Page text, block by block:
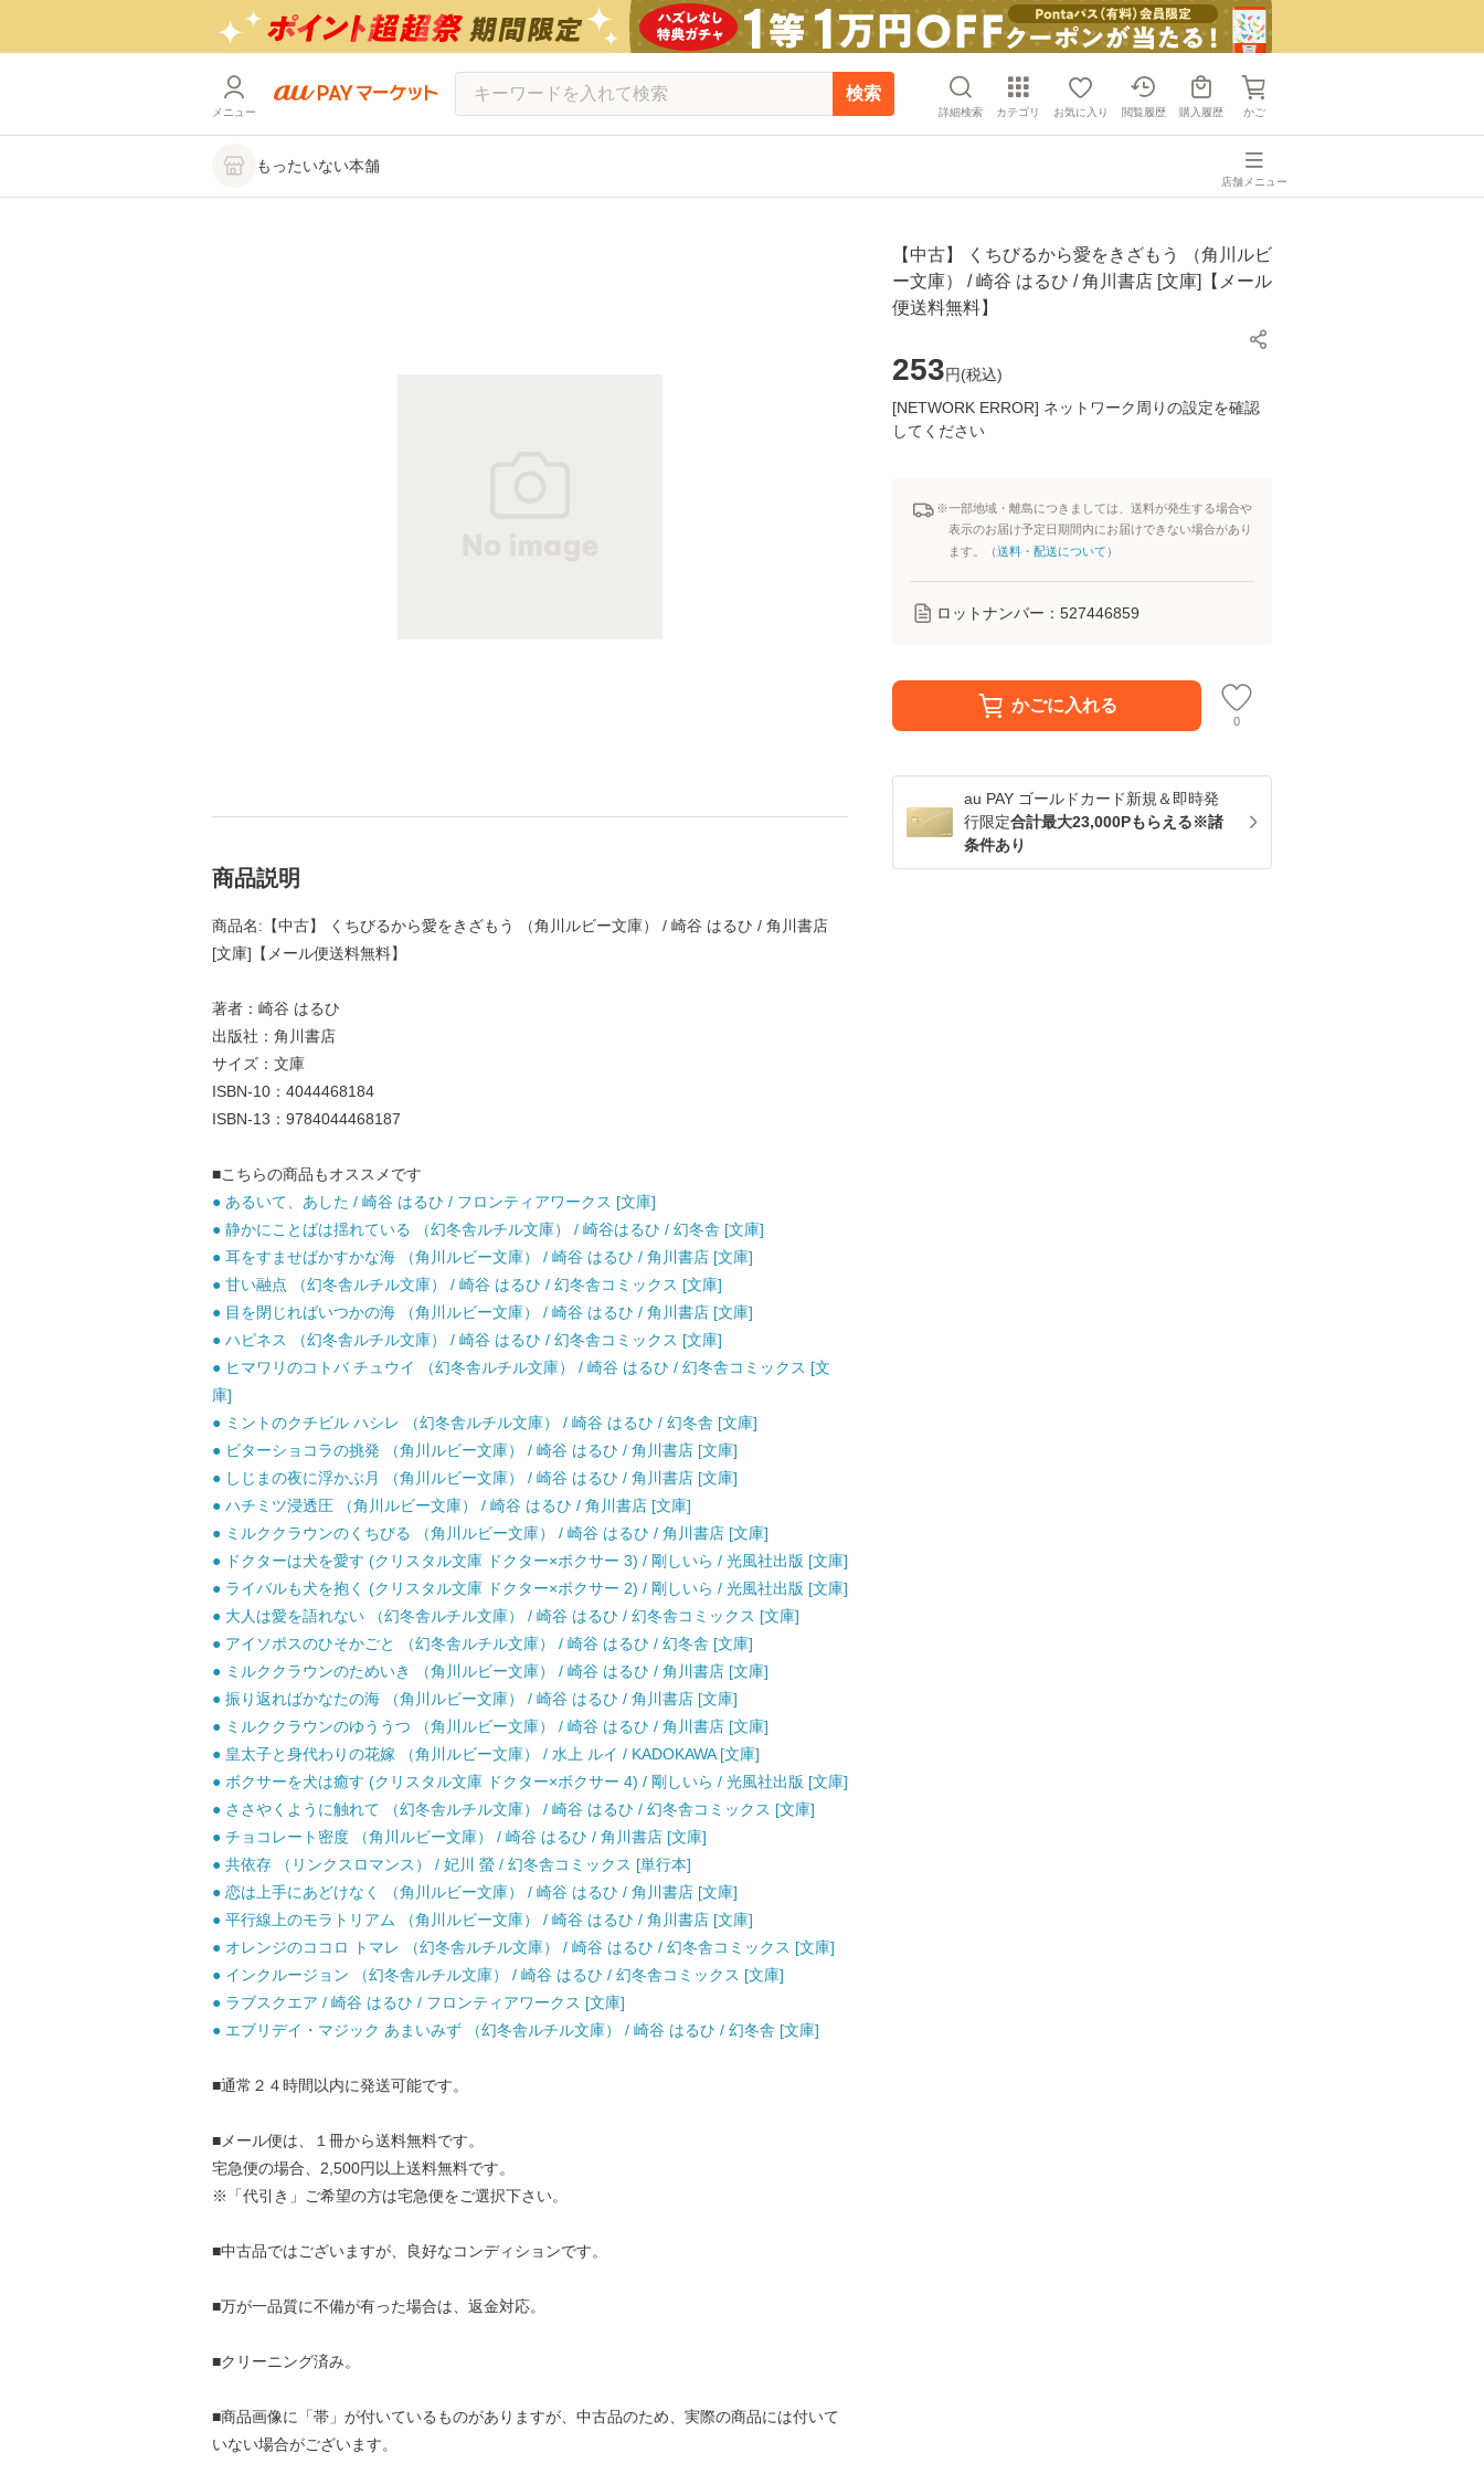
メニュー
検索
詳細検索 カテゴリ お気に入り 閲覧履歴 購入履歴 かご
もったいない本舗
店舗メニュー
【中古】 くちびるから愛をきざもう （角川ルビ
ー文庫） / 崎谷 はるひ / 角川書店 [文庫]【メール
便送料無料】
253円(税込)
[NETWORK ERROR] ネットワーク周りの設定を確認
してください
※一部地域・離島につきましては、送料が発生する場合や
表示のお届け予定日期間内にお届けできない場合があり
ます。（送料・配送について ）
ロットナンバー： 527446859
かごに入れる
0
au PAY ゴールドカード新規＆即時発
行限定合計最大23,000Pもらえる※諸
条件あり
商品説明
商品名:【中古】 くちびるから愛をきざもう （角川ルビー文庫） / 崎谷 はるひ / 角川書店
[文庫]【メール便送料無料】
著者：崎谷 はるひ
出版社：角川書店
サイズ：文庫
ISBN-10：4044468184
ISBN-13：9784044468187
■こちらの商品もオススメです
● あるいて、あした / 崎谷 はるひ / フロンティアワークス [文庫]
● 静かにことばは揺れている （幻冬舎ルチル文庫） / 崎谷はるひ / 幻冬舎 [文庫]
● 耳をすませばかすかな海 （角川ルビー文庫） / 崎谷 はるひ / 角川書店 [文庫]
● 甘い融点 （幻冬舎ルチル文庫） / 崎谷 はるひ / 幻冬舎コミックス [文庫]
● 目を閉じればいつかの海 （角川ルビー文庫） / 崎谷 はるひ / 角川書店 [文庫]
● ハピネス （幻冬舎ルチル文庫） / 崎谷 はるひ / 幻冬舎コミックス [文庫]
● ヒマワリのコトバ チュウイ （幻冬舎ルチル文庫） / 崎谷 はるひ / 幻冬舎コミックス [文
庫]
● ミントのクチビル ハシレ （幻冬舎ルチル文庫） / 崎谷 はるひ / 幻冬舎 [文庫]
● ビターショコラの挑発 （角川ルビー文庫） / 崎谷 はるひ / 角川書店 [文庫]
● しじまの夜に浮かぶ月 （角川ルビー文庫） / 崎谷 はるひ / 角川書店 [文庫]
● ハチミツ浸透圧 （角川ルビー文庫） / 崎谷 はるひ / 角川書店 [文庫]
● ミルククラウンのくちびる （角川ルビー文庫） / 崎谷 はるひ / 角川書店 [文庫]
● ドクターは犬を愛す (クリスタル文庫 ドクター×ボクサー 3) / 剛しいら / 光風社出版 [文庫]
● ライバルも犬を抱く (クリスタル文庫 ドクター×ボクサー 2) / 剛しいら / 光風社出版 [文庫]
● 大人は愛を語れない （幻冬舎ルチル文庫） / 崎谷 はるひ / 幻冬舎コミックス [文庫]
● アイソポスのひそかごと （幻冬舎ルチル文庫） / 崎谷 はるひ / 幻冬舎 [文庫]
● ミルククラウンのためいき （角川ルビー文庫） / 崎谷 はるひ / 角川書店 [文庫]
● 振り返ればかなたの海 （角川ルビー文庫） / 崎谷 はるひ / 角川書店 [文庫]
● ミルククラウンのゆううつ （角川ルビー文庫） / 崎谷 はるひ / 角川書店 [文庫]
● 皇太子と身代わりの花嫁 （角川ルビー文庫） / 水上 ルイ / KADOKAWA [文庫]
● ボクサーを犬は癒す (クリスタル文庫 ドクター×ボクサー 4) / 剛しいら / 光風社出版 [文庫]
● ささやくように触れて （幻冬舎ルチル文庫） / 崎谷 はるひ / 幻冬舎コミックス [文庫]
● チョコレート密度 （角川ルビー文庫） / 崎谷 はるひ / 角川書店 [文庫]
● 共依存 （リンクスロマンス） / 妃川 螢 / 幻冬舎コミックス [単行本]
● 恋は上手にあどけなく （角川ルビー文庫） / 崎谷 はるひ / 角川書店 [文庫]
● 平行線上のモラトリアム （角川ルビー文庫） / 崎谷 はるひ / 角川書店 [文庫]
● オレンジのココロ トマレ （幻冬舎ルチル文庫） / 崎谷 はるひ / 幻冬舎コミックス [文庫]
● インクルージョン （幻冬舎ルチル文庫） / 崎谷 はるひ / 幻冬舎コミックス [文庫]
● ラブスクエア / 崎谷 はるひ / フロンティアワークス [文庫]
● エブリデイ・マジック あまいみず （幻冬舎ルチル文庫） / 崎谷 はるひ / 幻冬舎 [文庫]
■通常２４時間以内に発送可能です。
■メール便は、１冊から送料無料です。
宅急便の場合、2,500円以上送料無料です。
※「代引き」ご希望の方は宅急便をご選択下さい。
■中古品ではございますが、良好なコンディションです。
■万が一品質に不備が有った場合は、返金対応。
■クリーニング済み。
■商品画像に「帯」が付いているものがありますが、中古品のため、実際の商品には付いて
いない場合がございます。